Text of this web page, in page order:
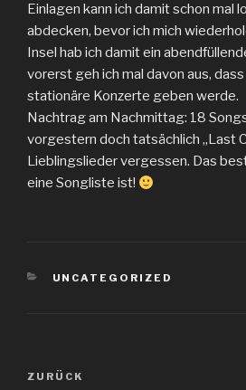
Einlagen kann ich damit schon mal
abdecken, bevor ich mich
Insel hab ich damit ein
vorerst geh ich mal davon aus,
stationäre Konzerte geben werde.
Nachtrag am Nachmittag: 18
vorgestern doch tatsächlich „Last
Lieblingslieder vergessen. Das
eine Songliste ist!
KATEGORIEN
UNCATEGORIZED
Beitragsnavigation
Vorheriger
ZURÜCK